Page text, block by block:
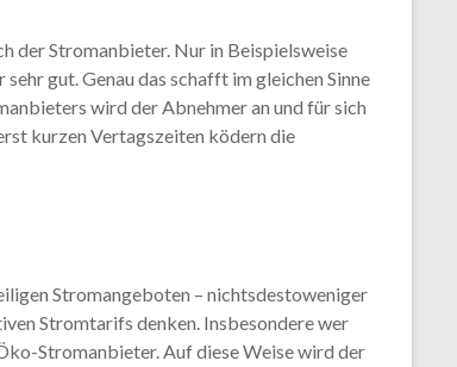
der Stromanbieter. Nur in Beispielsweise
gut. Genau das schafft im gleichen Sinne
wird der Abnehmer an und für sich
kurzen Vertagszeiten ködern die
Stromangeboten – nichtsdestoweniger
Stromtarifs denken. Insbesondere wer
Stromanbieter. Auf diese Weise wird der